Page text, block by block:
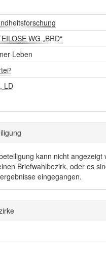
WG „BRD“
Leben
LD
kann nicht angezeigt
Briefwahlbezirk, oder es
eingegangen.